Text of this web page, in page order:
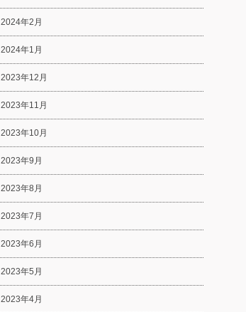
2024年2月
2024年1月
2023年12月
2023年11月
2023年10月
2023年9月
2023年8月
2023年7月
2023年6月
2023年5月
2023年4月